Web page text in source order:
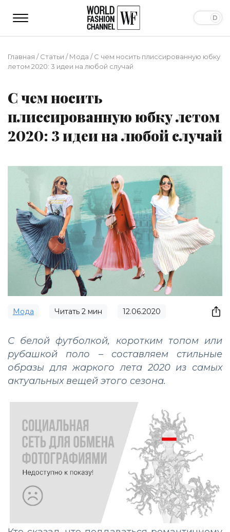
Главная /Статьи /Мода /С чем носить плиссированную юбку
летом 2020: 3 идеи на любой случай
С чем носить
плиссированную юбку летом
2020: 3 идеи на любой случай
Мода Читать 2 мин 12.06.2020
С белой футболкой, коротким топом или
рубашкой поло – составляем стильные
образы для жаркого лета 2020 из самых
актуальных вещей этого сезона.